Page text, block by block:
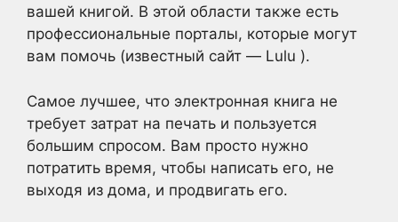
вашей книгой. В этой области также есть
профессиональные порталы, которые могут
вам помочь (известный сайт — Lulu ).
Самое лучшее, что электронная книга не
требует затрат на печать и пользуется
большим спросом. Вам просто нужно
потратить время, чтобы написать его, не
выходя из дома, и продвигать его.